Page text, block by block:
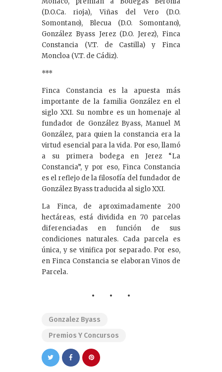
(D.O.Ca. rioja), Viñas del Vero (D.O.
Somontano), Blecua (D.O. Somontano),
González Byass Jerez (D.O. Jerez), Finca
Constancia (V.T. de Castilla) y Finca
Moncloa (V.T. de Cádiz).
***
Finca Constancia es la apuesta más
importante de la familia González en el
siglo XXI. Su nombre es un homenaje al
fundador de González Byass, Manuel M
González, para quien la constancia era la
virtud esencial para la vida. Por eso, llamó
a su primera bodega en Jerez “La
Constancia”, y por eso, Finca Constancia
es el reflejo de la filosofía del fundador de
González Byass traducida al siglo XXI.
La Finca, de aproximadamente 200
hectáreas, está dividida en 70 parcelas
diferenciadas en función de sus
condiciones naturales. Cada parcela es
única, y se vinifica por separado. Por eso,
en Finca Constancia se elaboran Vinos de
Parcela.
Gonzalez Byass
Premios Y Concursos